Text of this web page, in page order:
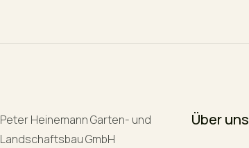
Peter Heinemann Garten- und
Landschaftsbau GmbH
Über uns